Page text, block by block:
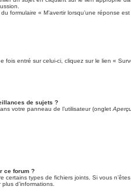
formulaire « M’avertir lorsqu’une réponse
fois entré sur celui-ci, cliquez sur le lien «
de sujets ?
votre panneau de l’utilisateur (onglet
ce forum ?
certains types de fichiers joints. Si vous
d’informations.